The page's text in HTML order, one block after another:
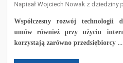
Napisał Wojciech Nowak z dziedziny
Współczesny rozwój technologii
umów również przy użyciu
korzystają zarówno przedsiębiorcy